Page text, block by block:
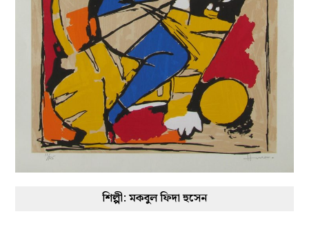
শিল্পী: মকবুল ফিদা হুসেন